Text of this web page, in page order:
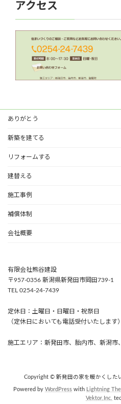
アクセス
ありがとう
新築を建てる
リフォームする
建替える
施工事例
補償体制
会社概要
有限会社熊谷建設
〒957-0356 新潟県新発田市岡田739-1
TEL 0254-24-7439
定休日：土曜日・日曜日・祝祭日
（定休日においても電話受付いたします）
施工エリア：新発田市、胎内市、新潟市
Copyright © 新発田の家を暖かくした
Powered by WordPress with Lightning
Vektor,Inc.